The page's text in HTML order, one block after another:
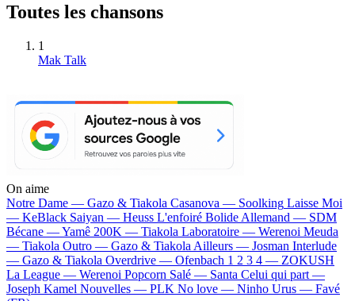
Toutes les chansons
1
Mak Talk
On aime
Notre Dame — Gazo & Tiakola Casanova — Soolking Laisse Moi
— KeBlack Saiyan — Heuss L'enfoiré Bolide Allemand — SDM
Bécane —Yamê 200K — Tiakola Laboratoire — Werenoi Meuda
— Tiakola Outro — Gazo & Tiakola Ailleurs — Josman Interlude
— Gazo & Tiakola Overdrive — Ofenbach 1 2 3 4 — ZOKUSH
La League — Werenoi Popcorn Salé — Santa Celui qui part —
Joseph Kamel Nouvelles — PLK No love — Ninho Urus — Favé